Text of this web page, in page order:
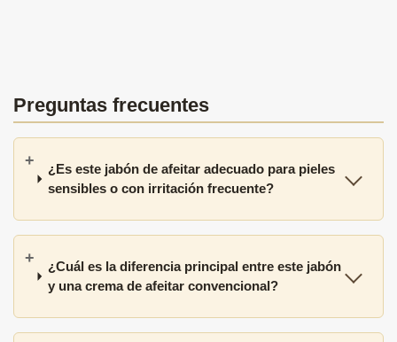
Preguntas frecuentes
¿Es este jabón de afeitar adecuado para pieles
sensibles o con irritación frecuente?
¿Cuál es la diferencia principal entre este jabón
y una crema de afeitar convencional?